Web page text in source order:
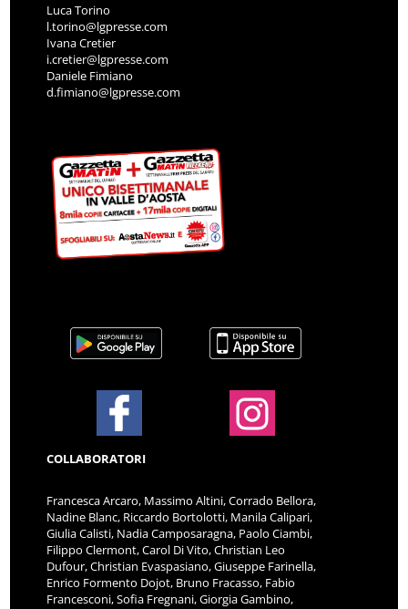
Luca Torino
l.torino@lgpresse.com
Ivana Cretier
i.cretier@lgpresse.com
Daniele Fimiano
d.fimiano@lgpresse.com
COLLABORATORI
Francesca Arcaro, Massimo Altini, Corrado Bellora,
Nadine Blanc, Riccardo Bortolotti, Manila Calipari,
Giulia Calisti, Nadia Camposaragna, Paolo Ciambi,
Filippo Clermont, Carol Di Vito, Christian Leo
Dufour, Christian Evaspasiano, Giuseppe Farinella,
Enrico Formento Dojot, Bruno Fracasso, Fabio
Francesconi, Sofia Fregnani, Giorgia Gambino,